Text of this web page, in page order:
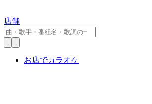
店舗
お店でカラオケ